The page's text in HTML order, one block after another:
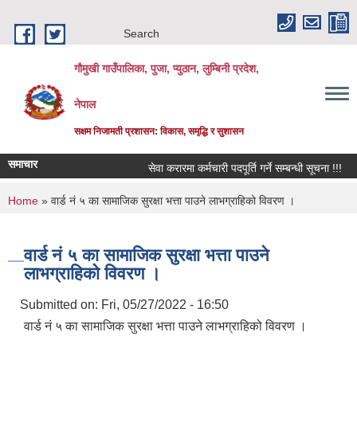
Search
गौमुखी गाउँपालिका, पुजा, प्युठान, लुम्बिनी प्रदेश,
नेपाल
सक्षम निजामती प्रशासन: विकास, समृद्धि र सुशासन
समाचार सेवा करारमा कर्मचारी पदपूर्ति गर्ने सम्बन्धी सूचना !!!
You are here
Home » वार्ड नं ५ का सामाजिक सुरक्षा भत्ता पाउने लाभग्राहिको विवरण ।
वार्ड नं ५ का सामाजिक सुरक्षा भत्ता पाउने
लाभग्राहिको विवरण ।
Submitted on: Fri, 05/27/2022 - 16:50
वार्ड नं ५ का सामाजिक सुरक्षा भत्ता पाउने लाभग्राहिको विवरण ।